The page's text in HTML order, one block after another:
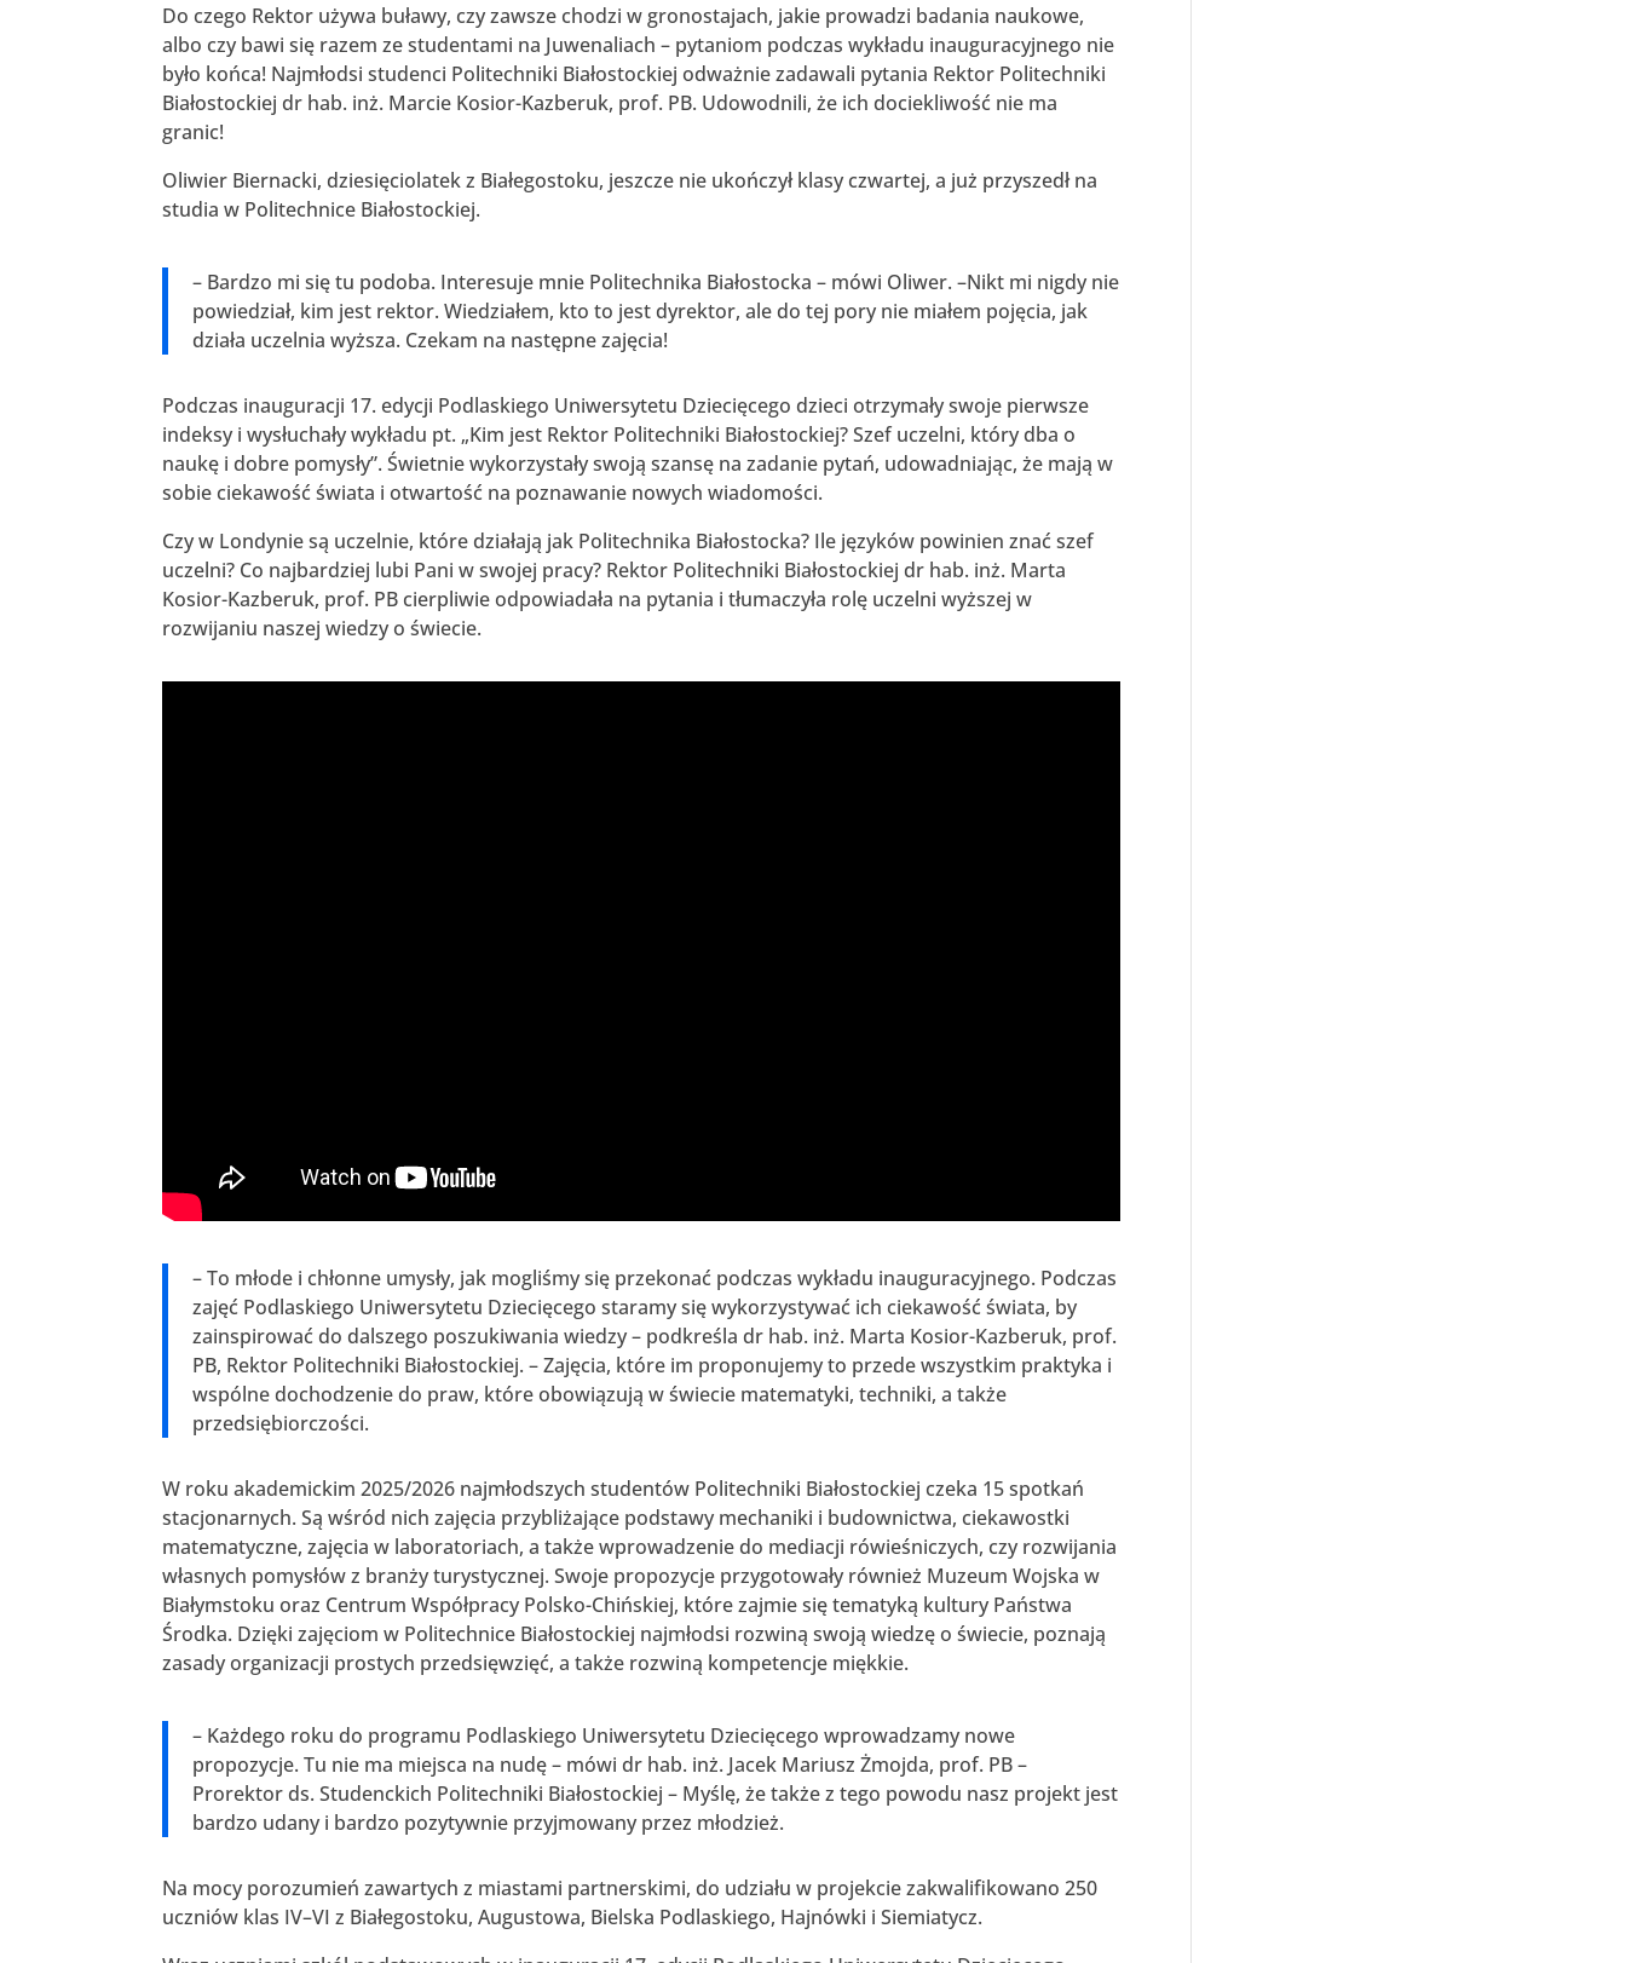
Do czego Rektor używa buławy, czy zawsze chodzi w gronostajach, jakie prowadzi badania naukowe,
albo czy bawi się razem ze studentami na Juwenaliach – pytaniom podczas wykładu inauguracyjnego nie
było końca! Najmłodsi studenci Politechniki Białostockiej odważnie zadawali pytania Rektor Politechniki
Białostockiej dr hab. inż. Marcie Kosior-Kazberuk, prof. PB. Udowodnili, że ich dociekliwość nie ma
granic!
Oliwier Biernacki, dziesięciolatek z Białegostoku, jeszcze nie ukończył klasy czwartej, a już przyszedł na
studia w Politechnice Białostockiej.
– Bardzo mi się tu podoba. Interesuje mnie Politechnika Białostocka – mówi Oliwer. –Nikt mi nigdy nie
powiedział, kim jest rektor. Wiedziałem, kto to jest dyrektor, ale do tej pory nie miałem pojęcia, jak
działa uczelnia wyższa. Czekam na następne zajęcia!
Podczas inauguracji 17. edycji Podlaskiego Uniwersytetu Dziecięcego dzieci otrzymały swoje pierwsze
indeksy i wysłuchały wykładu pt. „Kim jest Rektor Politechniki Białostockiej? Szef uczelni, który dba o
naukę i dobre pomysły”. Świetnie wykorzystały swoją szansę na zadanie pytań, udowadniając, że mają w
sobie ciekawość świata i otwartość na poznawanie nowych wiadomości.
Czy w Londynie są uczelnie, które działają jak Politechnika Białostocka? Ile języków powinien znać szef
uczelni? Co najbardziej lubi Pani w swojej pracy? Rektor Politechniki Białostockiej dr hab. inż. Marta
Kosior-Kazberuk, prof. PB cierpliwie odpowiadała na pytania i tłumaczyła rolę uczelni wyższej w
rozwijaniu naszej wiedzy o świecie.
– To młode i chłonne umysły, jak mogliśmy się przekonać podczas wykładu inauguracyjnego. Podczas
zajęć Podlaskiego Uniwersytetu Dziecięcego staramy się wykorzystywać ich ciekawość świata, by
zainspirować do dalszego poszukiwania wiedzy – podkreśla dr hab. inż. Marta Kosior-Kazberuk, prof.
PB, Rektor Politechniki Białostockiej. – Zajęcia, które im proponujemy to przede wszystkim praktyka i
wspólne dochodzenie do praw, które obowiązują w świecie matematyki, techniki, a także
przedsiębiorczości.
W roku akademickim 2025/2026 najmłodszych studentów Politechniki Białostockiej czeka 15 spotkań
stacjonarnych. Są wśród nich zajęcia przybliżające podstawy mechaniki i budownictwa, ciekawostki
matematyczne, zajęcia w laboratoriach, a także wprowadzenie do mediacji rówieśniczych, czy rozwijania
własnych pomysłów z branży turystycznej. Swoje propozycje przygotowały również Muzeum Wojska w
Białymstoku oraz Centrum Współpracy Polsko-Chińskiej, które zajmie się tematyką kultury Państwa
Środka. Dzięki zajęciom w Politechnice Białostockiej najmłodsi rozwiną swoją wiedzę o świecie, poznają
zasady organizacji prostych przedsięwzięć, a także rozwiną kompetencje miękkie.
– Każdego roku do programu Podlaskiego Uniwersytetu Dziecięcego wprowadzamy nowe
propozycje. Tu nie ma miejsca na nudę – mówi dr hab. inż. Jacek Mariusz Żmojda, prof. PB –
Prorektor ds. Studenckich Politechniki Białostockiej – Myślę, że także z tego powodu nasz projekt jest
bardzo udany i bardzo pozytywnie przyjmowany przez młodzież.
Na mocy porozumień zawartych z miastami partnerskimi, do udziału w projekcie zakwalifikowano 250
uczniów klas IV–VI z Białegostoku, Augustowa, Bielska Podlaskiego, Hajnówki i Siemiatycz.